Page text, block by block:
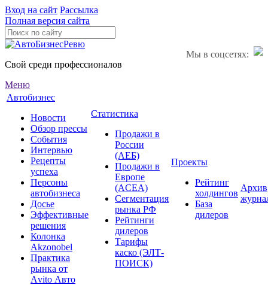
Вход на сайт Рассылка
Полная версия сайта
Мы в соцсетях:
Свой среди профессионалов
Меню
Автобизнес
Новости
Обзор прессы
События
Интервью
Рецепты
успеха
Персоны
автобизнеса
Досье
Эффективные
решения
Колонка
Akzonobel
Практика
рынка от
Аvito Авто
Статистика
Продажи в
России
(АЕБ)
Продажи в
Европе
(ACEA)
Сегментация
рынка РФ
Рейтинги
дилеров
Тарифы
каско (ЭЛТ-
ПОИСК)
Проекты
Рейтинг
холдингов
База
дилеров
Архив